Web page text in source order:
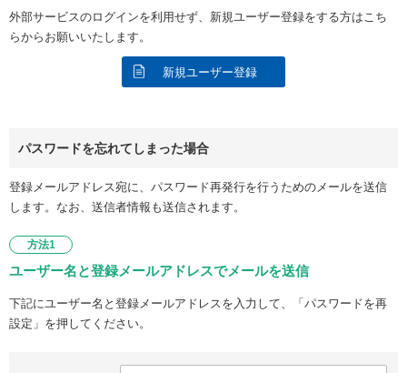
外部サービスのログインを利用せず、新規ユーザー登録をする方はこち
らからお願いいたします。
新規ユーザー登録
パスワードを忘れてしまった場合
登録メールアドレス宛に、パスワード再発行を行うためのメールを送信
します。なお、送信者情報も送信されます。
方法1
ユーザー名と登録メールアドレスでメールを送信
下記にユーザー名と登録メールアドレスを入力して、「パスワードを再
設定」を押してください。